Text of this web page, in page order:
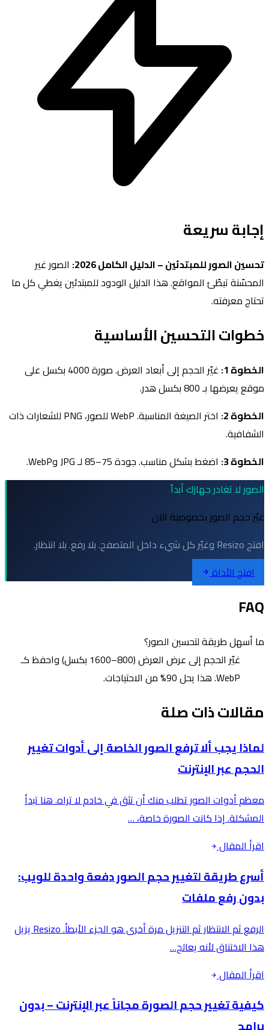
إجابة سريعة
تحسين الصور للمبتدئين – الدليل الكامل 2026:
الصور غير
المحسّنة تبطّئ المواقع. هذا الدليل الودود للمبتدئين يغطي كل ما
تحتاج معرفته.
خطوات التحسين الأساسية
الخطوة 1:
غيّر الحجم إلى أبعاد العرض. صورة 4000 بكسل على
موقع يعرضها بـ 800 بكسل هدر.
الخطوة 2:
اختر الصيغة المناسبة. WebP للصور، PNG للشعارات ذات
الشفافية.
الخطوة 3:
اضغط بشكل مناسب. جودة 75–85 لـ JPG وWebP.
الصور لا تغادر جهازك أبداً
غيّر حجم الصور بخصوصية الآن
افتح Resizo وغيّر كل شيء داخل المتصفح. بلا رفع. بلا انتظار.
افتح الأداة
FAQ
ما أسهل طريقة لتحسين الصور؟
غيّر الحجم إلى عرض العرض (800–1600 بكسل) واحفظ كـ
WebP. هذا يحل 90% من الاحتياجات.
مقالات ذات صلة
لماذا يجب ألا ترفع الصور الخاصة إلى أدوات تغيير
الحجم عبر الإنترنت
معظم أدوات الصور تطلب منك أن تثق في خادم لا تراه. هنا تبدأ
المشكلة. إذا كانت الصورة خاصة، …
اقرأ المقال
أسرع طريقة لتغيير حجم الصور دفعة واحدة للويب:
بدون رفع ملفات
الرفع ثم الانتظار ثم التنزيل مرة أخرى هو الجزء الأبطأ. Resizo يزيل
هذا الاختناق لأنه يعالج…
اقرأ المقال
كيفية تغيير حجم الصورة مجاناً عبر الإنترنت – بدون